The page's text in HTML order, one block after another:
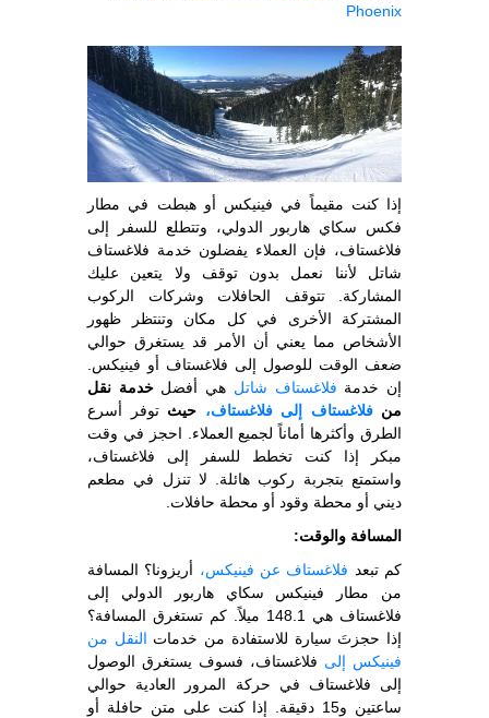
Phoenix
إذا كنت مقيماً في فينيكس أو هبطت في مطار
فكس سكاي هاربور الدولي، وتتطلع للسفر إلى
فلاغستاف، فإن العملاء يفضلون خدمة فلاغستاف
شاتل لأننا نعمل بدون توقف ولا يتعين عليك
المشاركة. تتوقف الحافلات وشركات الركوب
المشتركة الأخرى في كل مكان وتنتظر ظهور
الأشخاص مما يعني أن الأمر قد يستغرق حوالي
ضعف الوقت للوصول إلى فلاغستاف أو فينيكس.
إن خدمة فلاغستاف شاتل هي أفضلخدمة نقل
منفلاغستاف إلى فلاغستاف، حيثتوفر أسرع
الطرق وأكثرها أماناً لجميع العملاء. احجز في وقت
مبكر إذا كنت تخطط للسفر إلى فلاغستاف،
واستمتع بتجربة ركوب هائلة. لا تنزل في مطعم
ديني أو محطة وقود أو محطة حافلات.
المسافة والوقت:
كم تبعد فلاغستاف عن فينيكس، أريزونا؟ المسافة
من مطار فينيكس سكاي هاربور الدولي إلى
فلاغستاف هي 148.1 ميلاً. كم تستغرق المسافة؟
إذا حجزتَ سيارة للاستفادة من خدمات النقل من
فينيكس إلى فلاغستاف، فسوف يستغرق الوصول
إلى فلاغستاف في حركة المرور العادية حوالي
ساعتين و15 دقيقة. إذا كنت على متن حافلة أو